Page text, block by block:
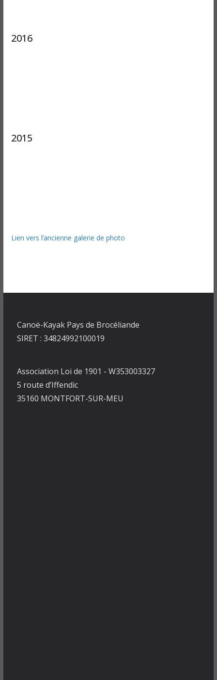
2016
2015
Lien vers l’ancienne galerie de photo
Canoë-Kayak Pays de Brocéliande
SIRET : 34824992100019
Association Loi de 1901 - W353003327
5 route d’Iffendic
35160 MONTFORT-SUR-MEU